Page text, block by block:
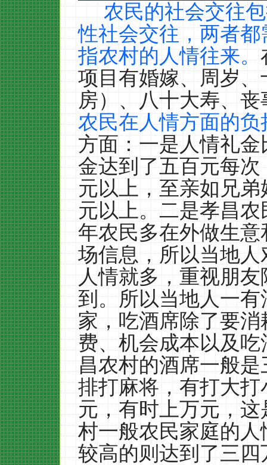
农民的社会交往
性社会交往，两者
指农村的人情往来。
项目有婚嫁、周岁
房）、八十大寿、
农民在人情方面的负
方面：一是人情礼
金达到了五百元每
元以上，至亲如兄
元以上。二是孝昌
年农民多在外做生
场信息，所以当地
人情就多，重视朋
到。所以当地人一
家，吃酒席除了要
费、机会成本以及
昌农村的酒席一般
排打麻将，有打大
元，有时上万元，
村一般农民家庭的
较高的则达到了三四